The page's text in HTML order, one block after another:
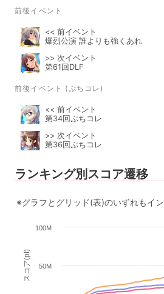
前後イベント
<< 前イベント
爆烈公演 誰よりも強くあれ
>> 次イベント
第61回DLF
前後イベント (ぷちコレ)
<< 前イベント
第34回ぷちコレ
>> 次イベント
第36回ぷちコレ
ランキング別スコア遷移
※グラフとグリッド(表)のいずれもイ
スコア(pt) 50M
100M